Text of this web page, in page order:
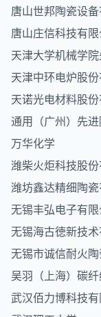
唐山世邦陶瓷设
唐山庄信科技有
天津大学机械学
天津中环电炉股
天诺光电材料股
通用（广州）先
万华化学
潍柴火炬科技股
潍坊鑫达精细陶
无锡丰弘电子有
无锡海古徳新技
无锡市诚信耐火
吴羽（上海）碳
武汉佰力博科技